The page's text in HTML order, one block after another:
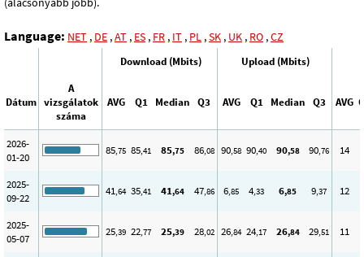
Language: NET , DE ,AT , ES , FR , IT , PL ,SK , UK , RO ,CZ
Download (Mbits) Upload (Mbits)
Dátum
A
vizsgálatok
száma
AVG Q1 Median Q3 AVG Q1 Median Q3 AVG
2026-
01-20
85,75 85,41 85,75 86,08 90,58 90,40 90,58 90,76 14
2025-
09-22
41,64 35,41 41,64 47,86 6,85 4,33 6,85 9,37 12
2025-
05-07
25,39 22,77 25,39 28,02 26,84 24,17 26,84 29,51 11